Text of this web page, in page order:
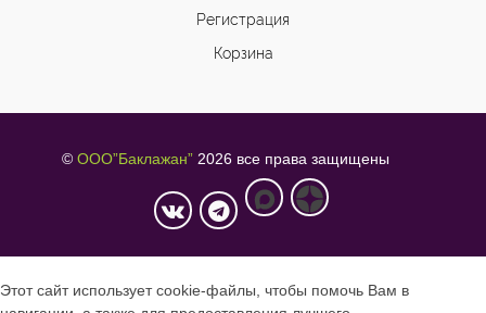
Регистрация
Корзина
© ООО”Баклажан” 2026 все права защищены
Этот сайт использует cookie-файлы, чтобы помочь Вам в